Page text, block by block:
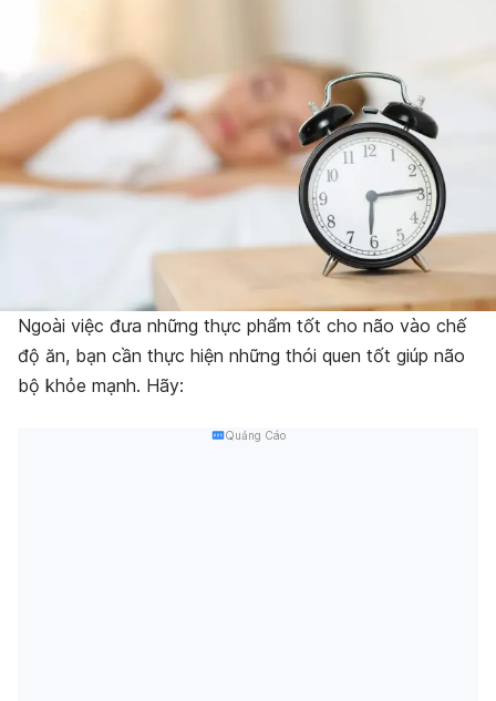
Ngoài việc đưa những thực phẩm tốt cho não vào chế
độ ăn, bạn cần thực hiện những thói quen tốt giúp não
bộ khỏe mạnh. Hãy:
Quảng Cáo